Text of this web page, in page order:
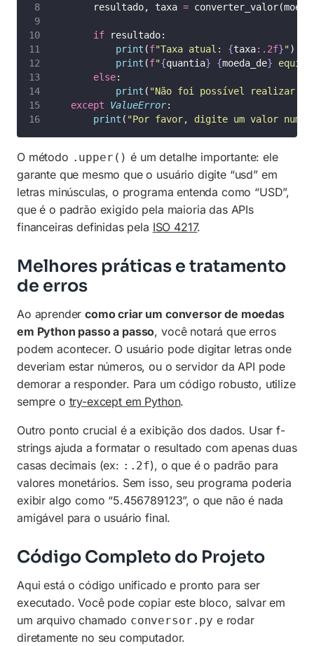
        resultado, taxa
=
if resultado:
print (f"Taxa atual: {taxa:.2f}")
print (f"{quantia} {moeda_de}
else:
print ( "Não foi possível realizar a
except
ValueError:
print ( "Por favor, digite um valor
O método .upper() é um detalhe importante: ele
garante que mesmo que o usuário digite “usd” em
letras minúsculas, o programa entenda como “USD”,
que é o padrão exigido pela maioria das APIs
financeiras definidas pela ISO 4217.
Melhores práticas e tratamento
de erros
Ao aprendercomo criar um conversor de moedas
em Python passo a passo, você notará que erros
podem acontecer. O usuário pode digitar letras onde
deveriam estar números, ou o servidor da API pode
demorar a responder. Para um código robusto, utilize
sempre o try-except em Python.
Outro ponto crucial é a exibição dos dados. Usar f-
strings ajuda a formatar o resultado com apenas duas
casas decimais (ex: :.2f), o que é o padrão para
valores monetários. Sem isso, seu programa poderia
exibir algo como “5.456789123”, o que não é nada
amigável para o usuário final.
Código Completo do Projeto
Aqui está o código unificado e pronto para ser
executado. Você pode copiar este bloco, salvar em
um arquivo chamado conversor.py e rodar
diretamente no seu computador.